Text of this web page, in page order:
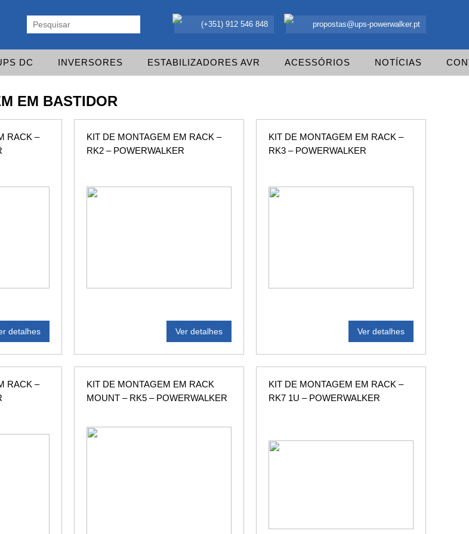
(+351) 912 546 848 propostas@ups-powerwalker.pt
DC INVERSORES ESTABILIZADORES AVR ACESSÓRIOS NOTÍCIAS
EM BASTIDOR
RACK –
detalhes
KIT DE MONTAGEM EM RACK –
RK2 – POWERWALKER
Ver detalhes
KIT DE MONTAGEM EM RACK –
RK3 – POWERWALKER
Ver detalhes
RACK –
KIT DE MONTAGEM EM RACK
MOUNT – RK5 – POWERWALKER
KIT DE MONTAGEM EM RACK –
RK7 1U – POWERWALKER